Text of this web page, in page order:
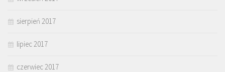
sierpień 2017
lipiec 2017
czerwiec 2017